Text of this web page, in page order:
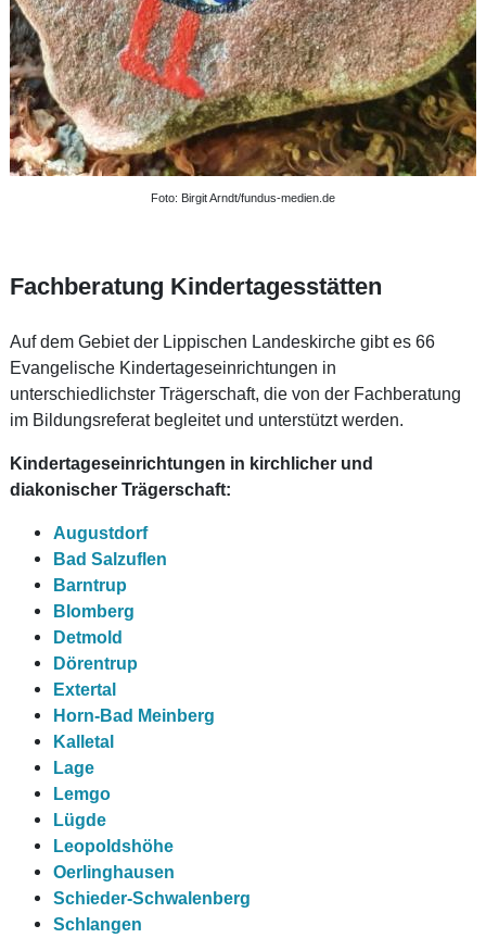
Foto: Birgit Arndt/fundus-medien.de
Fachberatung Kindertagesstätten
Auf dem Gebiet der Lippischen Landeskirche gibt es 66
Evangelische Kindertageseinrichtungen in
unterschiedlichster Trägerschaft, die von der Fachberatung
im Bildungsreferat begleitet und unterstützt werden.
Kindertageseinrichtungen in kirchlicher und
diakonischer Trägerschaft:
Augustdorf
Bad Salzuflen
Barntrup
Blomberg
Detmold
Dörentrup
Extertal
Horn-Bad Meinberg
Kalletal
Lage
Lemgo
Lügde
Leopoldshöhe
Oerlinghausen
Schieder-Schwalenberg
Schlangen